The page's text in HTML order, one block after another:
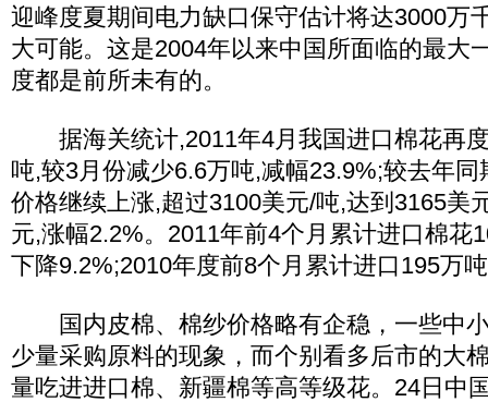
迎峰度夏期间电力缺口保守估计将达3000万
大可能。这是2004年以来中国所面临的最大
度都是前所未有的。
据海关统计,2011年4月我国进口棉花再
吨,较3月份减少6.6万吨,减幅23.9%;较去年
价格继续上涨,超过3100美元/吨,达到3165美
元,涨幅2.2%。2011年前4个月累计进口棉花
下降9.2%;2010年度前8个月累计进口195万
国内皮棉、棉纱价格略有企稳，一些中
少量采购原料的现象，而个别看多后市的大
量吃进进口棉、新疆棉等高等级花。24日中